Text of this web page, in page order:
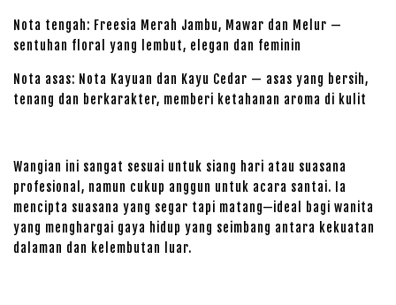
Nota tengah: Freesia Merah Jambu, Mawar dan Melur —
sentuhan floral yang lembut, elegan dan feminin
Nota asas: Nota Kayuan dan Kayu Cedar — asas yang bersih,
tenang dan berkarakter, memberi ketahanan aroma di kulit
Wangian ini sangat sesuai untuk siang hari atau suasana
profesional, namun cukup anggun untuk acara santai. Ia
mencipta suasana yang segar tapi matang—ideal bagi wanita
yang menghargai gaya hidup yang seimbang antara kekuatan
dalaman dan kelembutan luar.